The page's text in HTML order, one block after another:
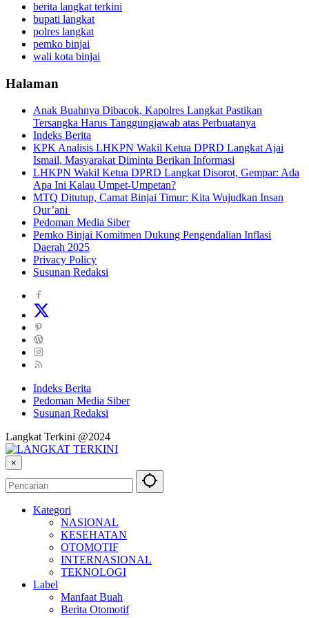
berita langkat terkini
bupati langkat
polres langkat
pemko binjai
wali kota binjai
Halaman
Anak Buahnya Dibacok, Kapolres Langkat Pastikan
Tersangka Harus Tanggungjawab atas Perbuatanya
Indeks Berita
KPK Analisis LHKPN Wakil Ketua DPRD Langkat Ajai
Ismail, Masyarakat Diminta Berikan Informasi
LHKPN Wakil Ketua DPRD Langkat Disorot, Gempar: Ada
Apa Ini Kalau Umpet-Umpetan?
MTQ Ditutup, Camat Binjai Timur: Kita Wujudkan Insan
Qur’ani
Pedoman Media Siber
Pemko Binjai Komitmen Dukung Pengendalian Inflasi
Daerah 2025
Privacy Policy
Susunan Redaksi
Indeks Berita
Pedoman Media Siber
Susunan Redaksi
Langkat Terkini @2024
×
Kategori
NASIONAL
KESEHATAN
OTOMOTIF
INTERNASIONAL
TEKNOLOGI
Label
Manfaat Buah
Berita Otomotif